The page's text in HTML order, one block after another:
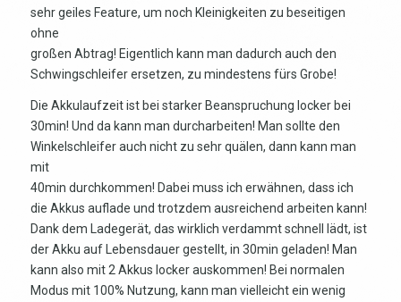
sehr geiles Feature, um noch Kleinigkeiten zu beseitigen
ohne
großen Abtrag! Eigentlich kann man dadurch auch den
Schwingschleifer ersetzen, zu mindestens fürs Grobe!
Die Akkulaufzeit ist bei starker Beanspruchung locker bei
30min! Und da kann man durcharbeiten! Man sollte den
Winkelschleifer auch nicht zu sehr quälen, dann kann man
mit
40min durchkommen! Dabei muss ich erwähnen, dass ich
die Akkus auflade und trotzdem ausreichend arbeiten kann!
Dank dem Ladegerät, das wirklich verdammt schnell lädt, ist
der Akku auf Lebensdauer gestellt, in 30min geladen! Man
kann also mit 2 Akkus locker auskommen! Bei normalen
Modus mit 100% Nutzung, kann man vielleicht ein wenig